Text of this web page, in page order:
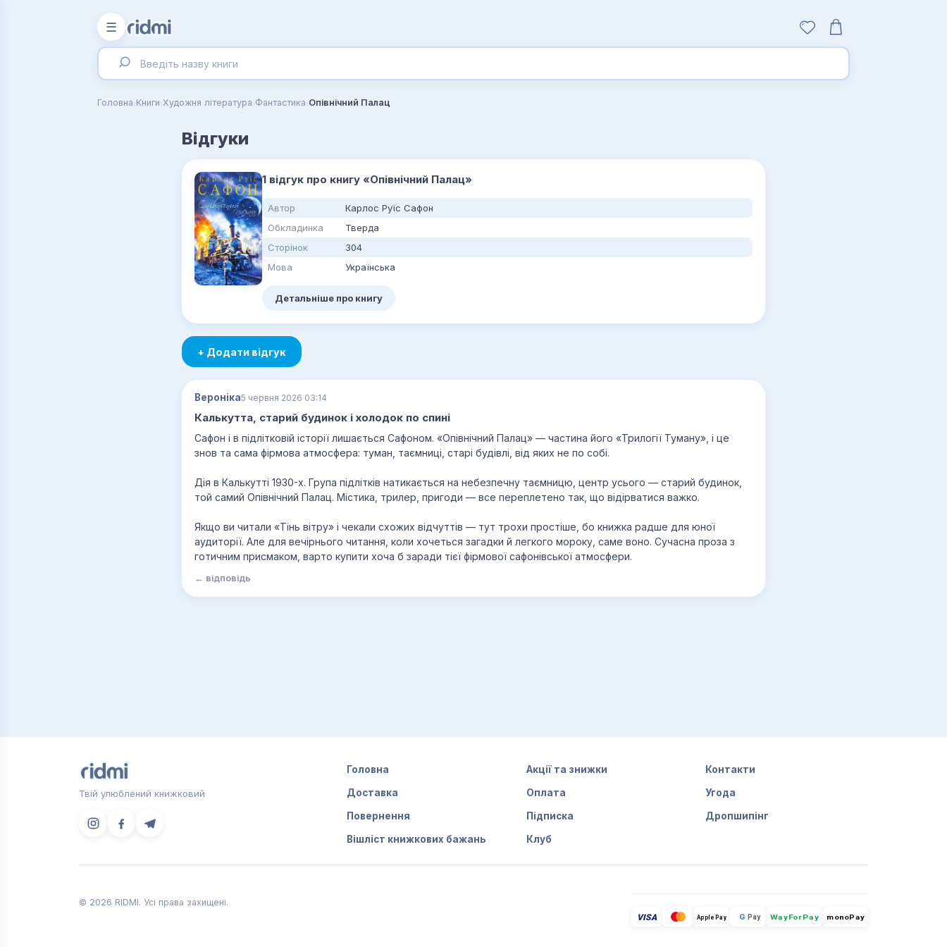
☰
Головна›Книги›Художня література›Фантастика›Опівнічний Палац
Відгуки
1 відгук про книгу «Опівнічний Палац»
Автор
Карлос Руїс Сафон
Обкладинка
Тверда
Сторінок
304
Мова
Українська
Детальніше про книгу
+ Додати відгук
Вероніка5 червня 2026 03:14
Калькутта, старий будинок і холодок по спині
Сафон і в підлітковій історії лишається Сафоном. «Опівнічний Палац» — частина його «Трилогії Туману», і це
знов та сама фірмова атмосфера: туман, таємниці, старі будівлі, від яких не по собі.
Дія в Калькутті 1930-х. Група підлітків натикається на небезпечну таємницю, центр усього — старий будинок,
той самий Опівнічний Палац. Містика, трилер, пригоди — все переплетено так, що відірватися важко.
Якщо ви читали «Тінь вітру» і чекали схожих відчуттів — тут трохи простіше, бо книжка радше для юної
аудиторії. Але для вечірнього читання, коли хочеться загадки й легкого мороку, саме воно. Сучасна проза з
готичним присмаком, варто купити хоча б заради тієї фірмової сафонівської атмосфери.
← відповідь
Твій улюблений книжковий
Головна Акції та знижки Контакти
Доставка Оплата Угода
Повернення Підписка Дропшипінг
Вішліст книжкових бажань Клуб
© 2026 RIDMI. Усі права захищені.
VISA Apple Pay G Pay WayForPay monoPay